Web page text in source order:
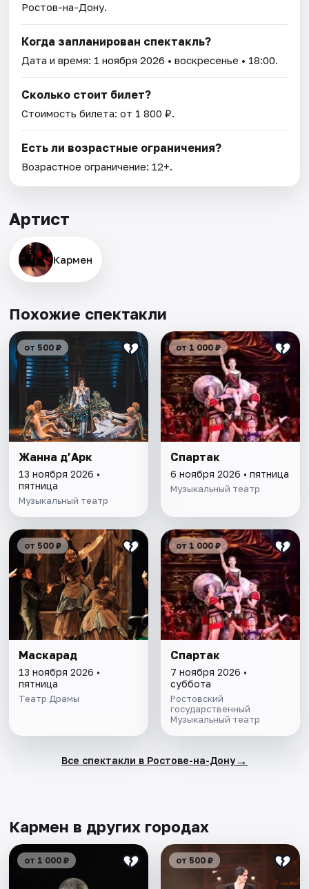
Ростов-на-Дону.
Когда запланирован спектакль?
Дата и время: 1 ноября 2026 • воскресенье • 18:00.
Сколько стоит билет?
Стоимость билета: от 1 800 ₽.
Есть ли возрастные ограничения?
Возрастное ограничение: 12+.
Артист
Кармен
Похожие спектакли
от 500 ₽
Жанна д’Арк
13 ноября 2026 •
пятница
Музыкальный театр
от 1 000 ₽
Спартак
6 ноября 2026 • пятница
Музыкальный театр
от 500 ₽
Маскарад
13 ноября 2026 •
пятница
Театр Драмы
от 1 000 ₽
Спартак
7 ноября 2026 •
суббота
Ростовский
государственный
Музыкальный театр
Все спектакли в Ростове-на-Дону→
Кармен в других городах
от 1 000 ₽ от 500 ₽